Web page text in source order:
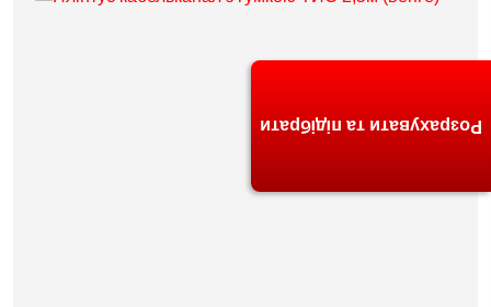
Розрахувати та підібрати